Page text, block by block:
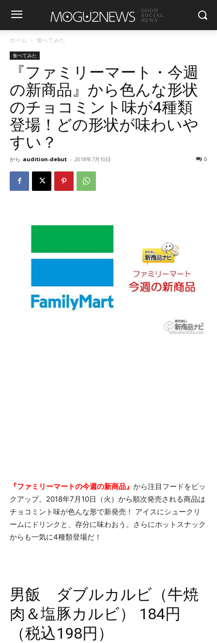
GOOD
SOCIAL
NEWS
ホーム 食べてみた
食べてみた
『ファミリーマート・今週
の新商品』から色んな形状
のチョコミント味が4種類
登場！どの形状が味わいや
すい？
から audition-debut - 2018年7月10日 0
『ファミリーマートの今週の新商品』 から注目フードをピッ
クアップ。2018年7月10日（火）から順次発売される商品は
チョコミント味が色んな形で新発売！ アイスにシュークリ
ームにドリンクと、存分に味わおう。さらにホットスナック
からも一気に4種類登場だ！
男飯 ダブルカルビ（牛焼
肉＆塩豚カルビ） 184円
（税込198円）